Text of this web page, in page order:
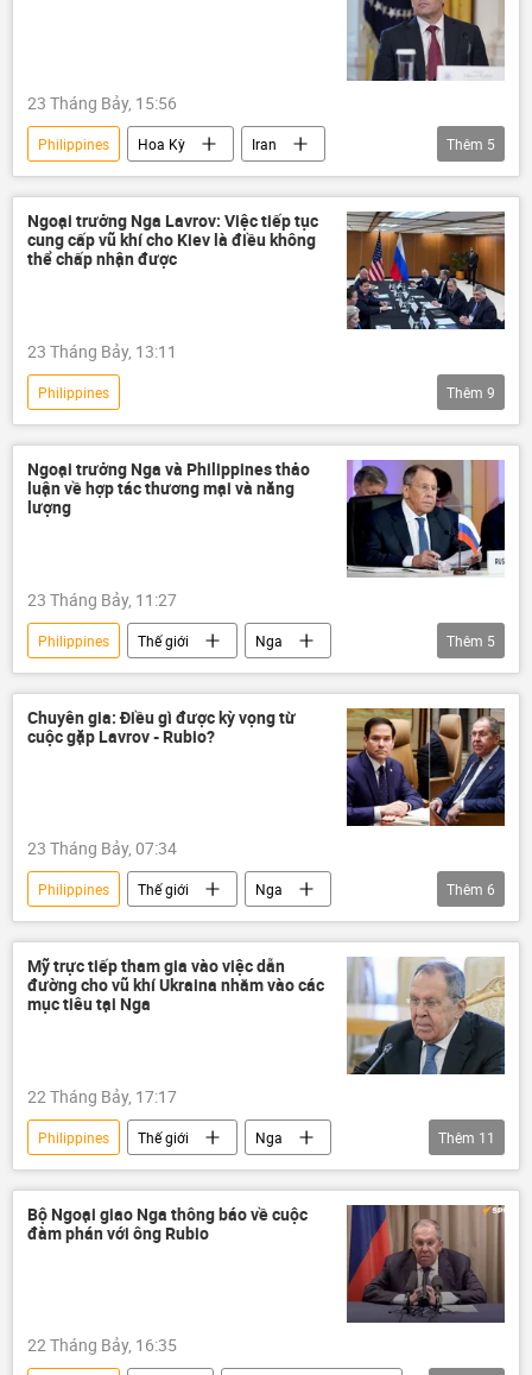
23 Tháng Bảy, 15:56
Philippines Hoa Kỳ
Iran
Xung đột Mỹ-Iran
Thế giới
Marco Rubio
Donald Trump
ASEAN
Thêm 5
Ngoại trưởng Nga Lavrov: Việc tiếp tục
cung cấp vũ khí cho Kiev là điều không
thể chấp nhận được
23 Tháng Bảy, 13:11
Philippines
Chiến dịch quân sự đặc biệt tại Ukraina
Thế giới
ASEAN
Nga
Sergey Lavrov
Hoa Kỳ
Ukraina
Thêm 9
Ngoại trưởng Nga và Philippines thảo
luận về hợp tác thương mại và năng
lượng
23 Tháng Bảy, 11:27
Philippines Thế giới
Nga
ASEAN
Chính trị
thương mại
năng lượng
Bộ Ngoại giao Nga
Thêm 5
Chuyên gia: Điều gì được kỳ vọng từ
cuộc gặp Lavrov - Rubio?
23 Tháng Bảy, 07:34
Philippines Thế giới
Nga
Hoa Kỳ
Sergey Lavrov
ASEAN
Quan điểm-Ý kiến
Ukraina
chuyên gia
Thêm 6
Mỹ trực tiếp tham gia vào việc dẫn
đường cho vũ khí Ukraina nhằm vào các
mục tiêu tại Nga
22 Tháng Bảy, 17:17
Philippines Thế giới
Nga
Bộ Ngoại giao Nga
Sergey Lavrov
Hoa Kỳ
Ukraina
ASEAN
EU
Quân đội Ukraina
Liên Hợp Quốc
Thêm 11
Bộ Ngoại giao Nga thông báo về cuộc
đàm phán với ông Rubio
22 Tháng Bảy, 16:35